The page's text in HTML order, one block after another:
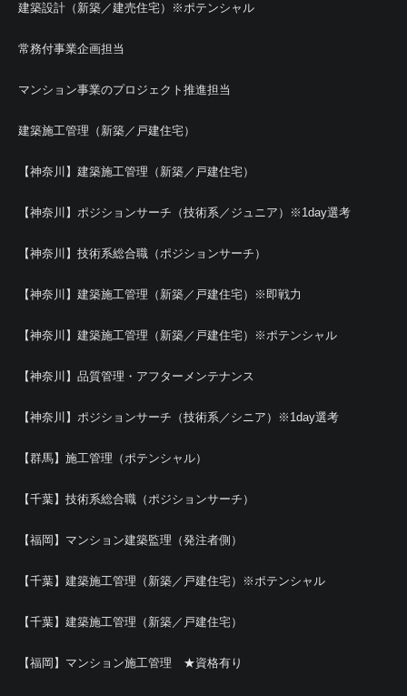
建築設計（新築／建売住宅）※ポテンシャル
常務付事業企画担当
マンション事業のプロジェクト推進担当
建築施工管理（新築／戸建住宅）
【神奈川】建築施工管理（新築／戸建住宅）
【神奈川】ポジションサーチ（技術系／ジュニア）※1day選考
【神奈川】技術系総合職（ポジションサーチ）
【神奈川】建築施工管理（新築／戸建住宅）※即戦力
【神奈川】建築施工管理（新築／戸建住宅）※ポテンシャル
【神奈川】品質管理・アフターメンテナンス
【神奈川】ポジションサーチ（技術系／シニア）※1day選考
【群馬】施工管理（ポテンシャル）
【千葉】技術系総合職（ポジションサーチ）
【福岡】マンション建築監理（発注者側）
【千葉】建築施工管理（新築／戸建住宅）※ポテンシャル
【千葉】建築施工管理（新築／戸建住宅）
【福岡】マンション施工管理 ★資格有り